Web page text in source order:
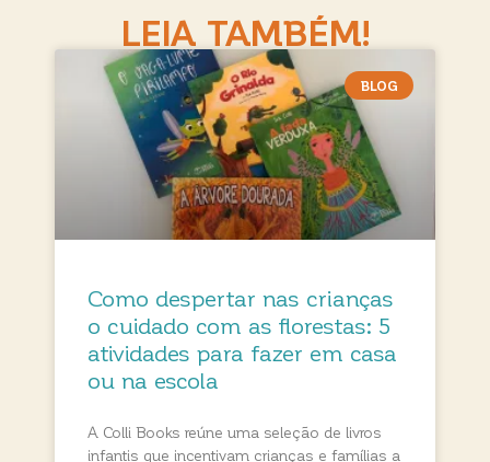
LEIA TAMBÉM!
BLOG
Como despertar nas crianças
o cuidado com as florestas: 5
atividades para fazer em casa
ou na escola
A Colli Books reúne uma seleção de livros
infantis que incentivam crianças e famílias a